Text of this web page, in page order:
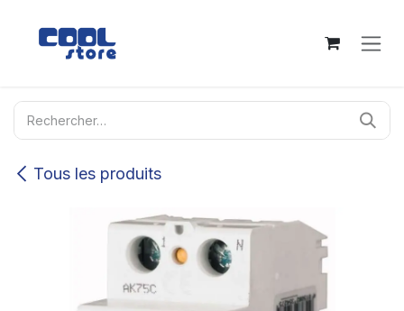
Tous les produits